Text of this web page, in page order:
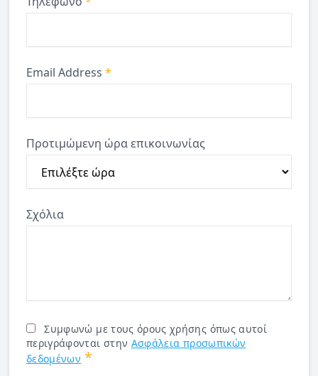
Email Address *
Προτιμώμενη ώρα επικοινωνίας
Σχόλια
Συμφωνώ με τους όρους χρήσης όπως αυτοί
περιγράφονται στην Ασφάλεια προσωπικών
δεδομένων *